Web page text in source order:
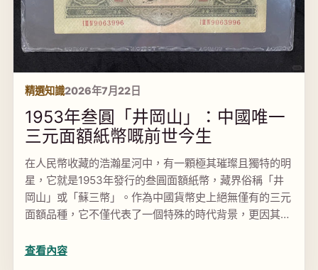
精選知識2026年7月22日
1953年叁圓「井岡山」：中國唯一
三元面額紙幣嘅前世今生
在人民幣收藏的浩瀚星河中，有一顆極其璀璨且獨特的明
星，它就是1953年發行的叁圓面額紙幣，藏界俗稱「井
岡山」或「蘇三幣」。作為中國貨幣史上絕無僅有的三元
面額品種，它不僅代表了一個特殊的時代背景，更因其極
「高端珍品」。對於許多香港及澳門的藏家而言，整理長
查看內容